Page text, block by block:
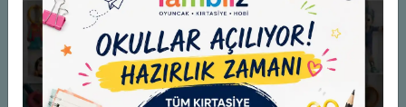
Benzer Ürünler